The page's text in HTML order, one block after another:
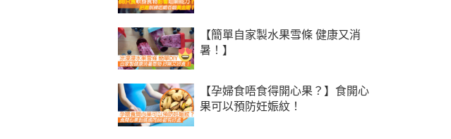
【簡單自家製水果雪條 健康又消
暑！】
【孕婦食唔食得開心果？】食開心
果可以預防妊娠紋！